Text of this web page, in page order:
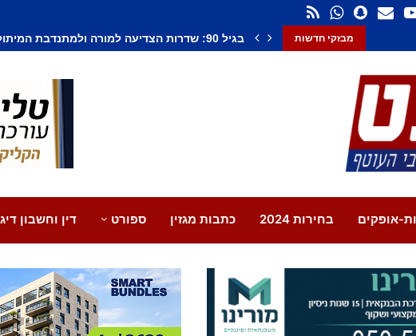
מבזקי חדשות חשד לחיסול בנתיבות: אדם נורה למוות, צעיר
אופקים בחירות 2024 כתבות מגזין ספורט דין וחשבון